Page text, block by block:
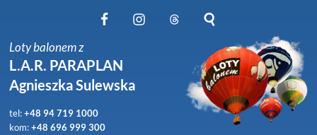
Obserwuj nas na Instagram
Obserwuj nas na Threads
Szukaj na stronie
Loty balonem z
L.A.R. PARAPLAN
Agnieszka Sulewska
tel:+48 94 719 1000
kom:+48 696 999 300